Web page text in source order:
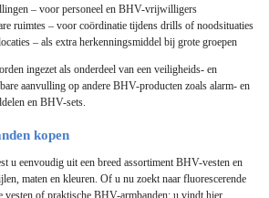
– voor personeel en BHV-vrijwilligers
ruimtes – voor coördinatie tijdens drills of noodsituaties
– als extra herkenningsmiddel bij grote groepen
ingezet als onderdeel van een veiligheids- en
aanvulling op andere BHV-producten zoals alarm- en
en BHV-sets.
kopen
u eenvoudig uit een breed assortiment BHV-vesten en
maten en kleuren. Of u nu zoekt naar fluorescerende
vesten of praktische BHV-armbanden: u vindt hier